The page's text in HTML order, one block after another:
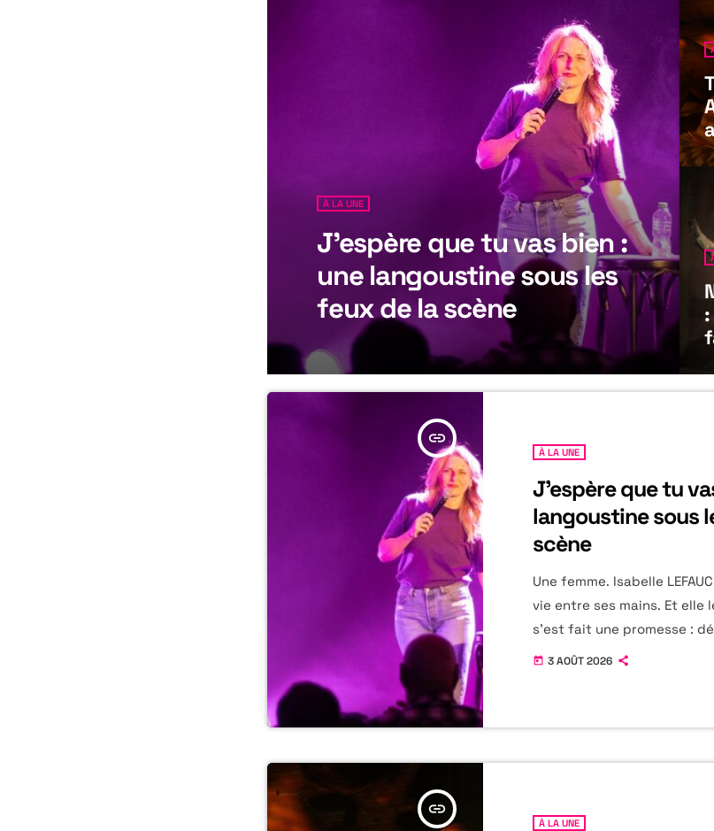
À LA UNE
J’espère que tu vas bien :
une langoustine sous les
feux de la scène
insert_link
À LA UNE
J’espère que tu
langoustine sous
scène
Une femme. Isabelle
vie entre ses mains. Et elle
s'est fait une promesse :
pèsent trop devront être
grande sincérité, elle
today 3 AOÛT 2026
insert_link
À LA UNE